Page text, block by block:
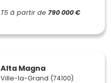
T5 à partir de 790 000 €
Alta Magna
Ville-la-Grand (74100)